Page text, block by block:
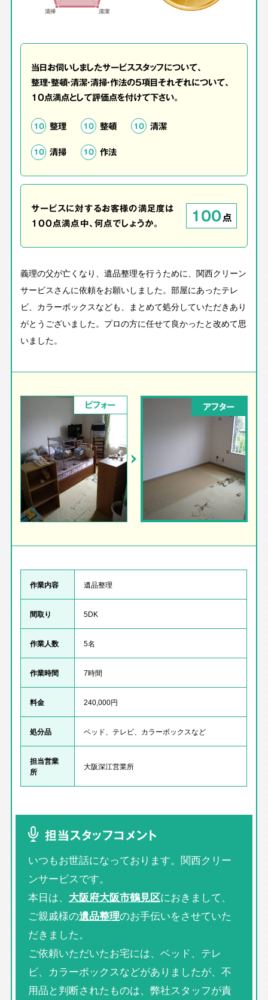
当日お伺いしましたサービススタッフについて、
整理・整頓・清潔・清掃・作法の5項目それぞれについて、
10点満点として評価点を付けて下さい。
10 整理 10 整頓 10 清潔
10 清掃 10 作法
サービスに対するお客様の満足度は
100点満点中、何点でしょうか。
100点
義理の父が亡くなり、遺品整理を行うために、関西クリーン
サービスさんに依頼をお願いしました。部屋にあったテレ
ビ、カラーボックスなども、まとめて処分していただきあり
がとうございました。プロの方に任せて良かったと改めて思
いました。
ビフォー アフター
作業内容 遺品整理
間取り 5DK
作業人数 5名
作業時間 7時間
料金 240,000円
処分品 ベッド、テレビ、カラーボックスなど
担当営業
所
大阪深江営業所
担当スタッフコメント
いつもお世話になっております。関西クリー
ンサービスです。
本日は、 大阪府大阪市鶴見区におきまして、
ご親戚様の遺品整理のお手伝いをさせていた
だきました。
ご依頼いただいたお宅には、ベッド、テレ
ビ、カラーボックスなどがありましたが、不
用品と判断されたものは、弊社スタッフが責